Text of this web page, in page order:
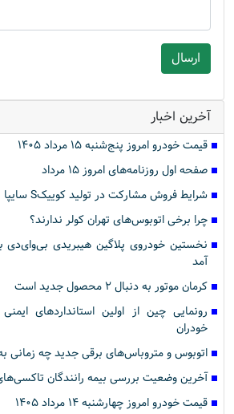
آخرین اخبار
قیمت خودرو امروز پنج‌شنبه ۱۵ مرداد ۱۴۰۵
صفحه اول روزنامه‌های امروز ۱۵ مرداد
شرایط فروش مشارکت در تولید کوییکS سایپا
چرا برخی اتوبوس‌های تهران کولر ندارند؟
نخستین خودروی پلاگین هیبریدی بی‌وای‌دی
آمد
کرمان موتور به دنبال ۲ محصول جدید است
رونمایی چین از اولین استانداردهای
خودران
اتوبوس و متروباس‌های برقی جدید چه زمانی
آخرین وضعیت بررسی بیمه رانندگان
قیمت خودرو امروز چهارشنبه ۱۴ مرداد ۱۴۰۵